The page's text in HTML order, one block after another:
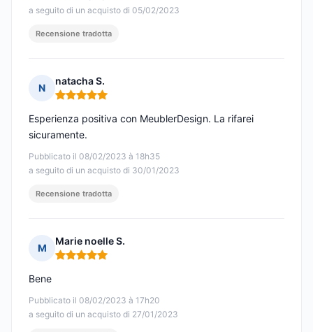
a seguito di un acquisto di 05/02/2023
Recensione tradotta
N
natacha S.
Nota: 5 su 5
Pubblicato il 08/02/2023 à 18h35
a seguito di un acquisto di 30/01/2023
Esperienza positiva con MeublerDesign. La rifarei
sicuramente.
Recensione tradotta
M
Marie noelle S.
Nota: 5 su 5
Pubblicato il 08/02/2023 à 17h20
a seguito di un acquisto di 27/01/2023
Bene